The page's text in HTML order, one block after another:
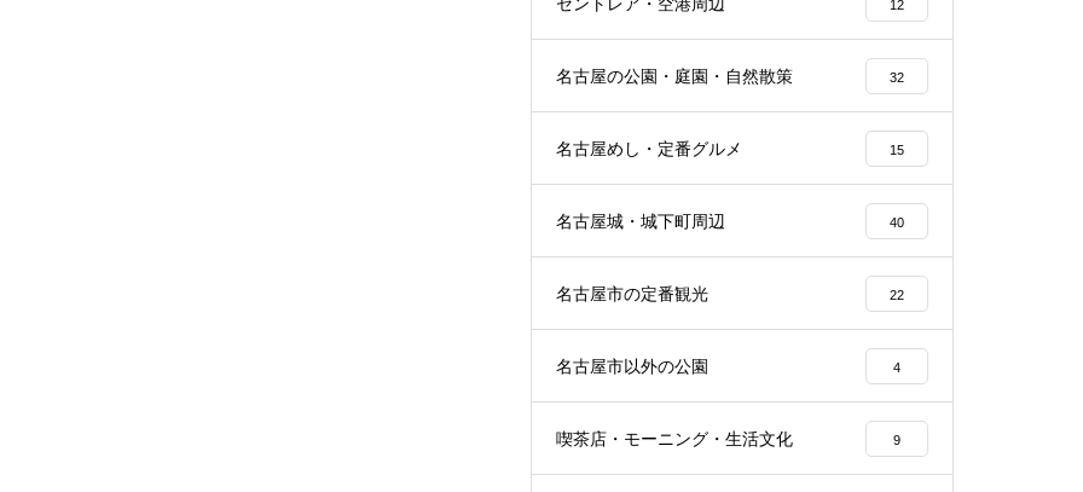
12
名古屋の公園・庭園・自然散策 32
名古屋めし・定番グルメ 15
名古屋城・城下町周辺 40
名古屋市の定番観光 22
名古屋市以外の公園 4
喫茶店・モーニング・生活文化 9